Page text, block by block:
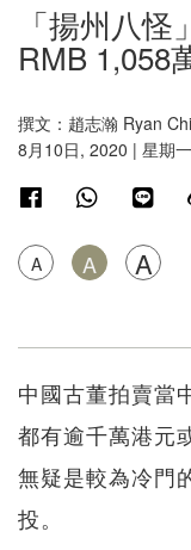
「揚州八
RMB 1,058
撰文：趙志瀚 Ryan
8月10日, 2020 | 星期
A A A
中國古董拍賣當
都有逾千萬港元
無疑是較為冷門
投。